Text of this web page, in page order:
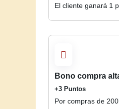
El cliente ganará 1
Bono compra
+3 Puntos
Por compras de